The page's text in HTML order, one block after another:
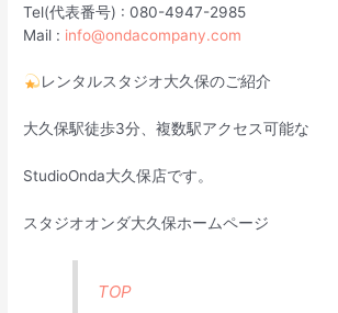
Tel(代表番号) : 080-4947-2985
Mail : info@ondacompany.com
レンタルスタジオ大久保のご紹介
大久保駅徒歩3分、複数駅アクセス可能な
StudioOnda大久保店です。
スタジオオンダ大久保ホームページ
TOP